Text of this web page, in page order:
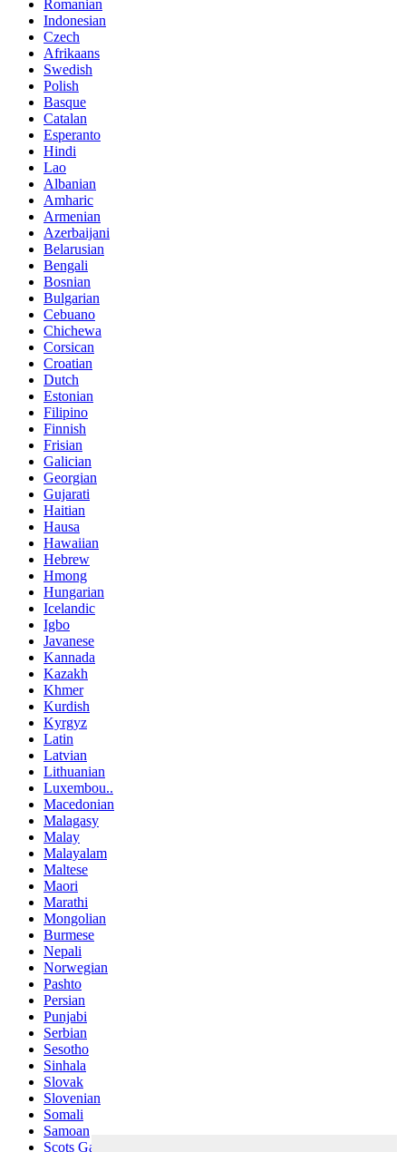
Romanian
Indonesian
Czech
Afrikaans
Swedish
Polish
Basque
Catalan
Esperanto
Hindi
Lao
Albanian
Amharic
Armenian
Azerbaijani
Belarusian
Bengali
Bosnian
Bulgarian
Cebuano
Chichewa
Corsican
Croatian
Dutch
Estonian
Filipino
Finnish
Frisian
Galician
Georgian
Gujarati
Haitian
Hausa
Hawaiian
Hebrew
Hmong
Hungarian
Icelandic
Igbo
Javanese
Kannada
Kazakh
Khmer
Kurdish
Kyrgyz
Latin
Latvian
Lithuanian
Luxembou..
Macedonian
Malagasy
Malay
Malayalam
Maltese
Maori
Marathi
Mongolian
Burmese
Nepali
Norwegian
Pashto
Persian
Punjabi
Serbian
Sesotho
Sinhala
Slovak
Slovenian
Somali
Samoan
Scots Gaelic